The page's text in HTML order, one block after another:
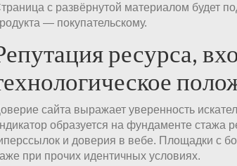
с развёрнутой материалом будет
— покупательскому.
ресурса,
сайта выражает уверенность
образуется на фундаменте
и доверия в вебе. Площадки с
при прочих идентичных условиях.